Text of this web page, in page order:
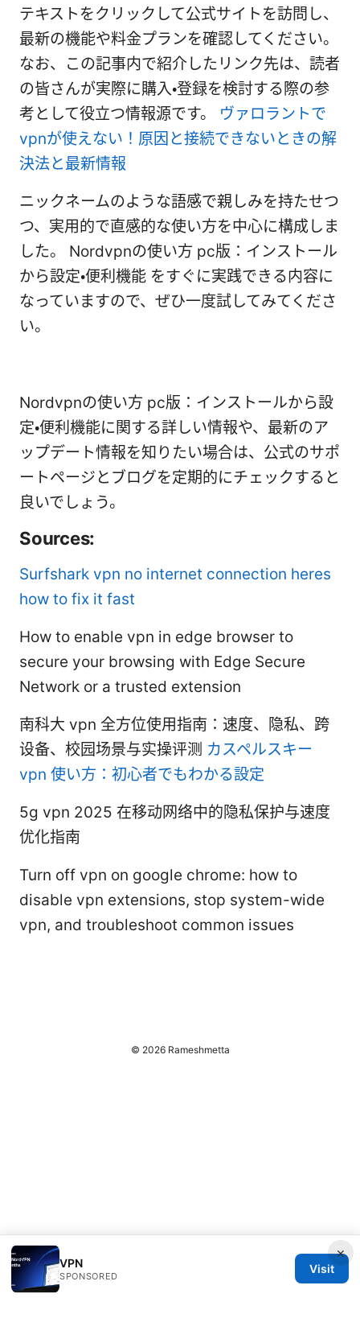
テキストをクリックして公式サイトを訪問し、
最新の機能や料金プランを確認してください。
なお、この記事内で紹介したリンク先は、読者
の皆さんが実際に購入・登録を検討する際の参
考として役立つ情報源です。 ヴァロラントで
vpnが使えない！原因と接続できないときの解
決法と最新情報
ニックネームのような語感で親しみを持たせつ
つ、実用的で直感的な使い方を中心に構成しま
した。 Nordvpnの使い方 pc版：インストール
から設定・便利機能 をすぐに実践できる内容に
なっていますので、ぜひ一度試してみてくださ
い。
Nordvpnの使い方 pc版：インストールから設
定・便利機能に関する詳しい情報や、最新のア
ップデート情報を知りたい場合は、公式のサポ
ートページとブログを定期的にチェックすると
良いでしょう。
Sources:
Surfshark vpn no internet connection heres
how to fix it fast
How to enable vpn in edge browser to
secure your browsing with Edge Secure
Network or a trusted extension
南科大 vpn 全方位使用指南：速度、隐私、跨
设备、校园场景与实操评测 カスペルスキー
vpn 使い方：初心者でもわかる設定
5g vpn 2025 在移动网络中的隐私保护与速度
优化指南
Turn off vpn on google chrome: how to
disable vpn extensions, stop system-wide
vpn, and troubleshoot common issues
×
VPN
SPONSORED
Visit
© 2026 Rameshmetta